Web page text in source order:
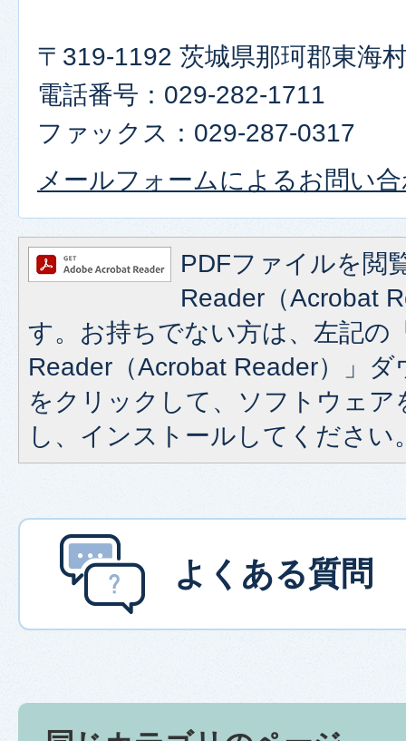
〒319-1192 茨城県那珂郡東海
電話番号：029-282-1711
ファックス：029-287-0317
メールフォームによるお問い
PDFファイルを閲
Reader（Acrobat
す。お持ちでない方は、左記の
Reader（Acrobat Reader）」
をクリックして、ソフトウェア
し、インストールしてください
よくある質問